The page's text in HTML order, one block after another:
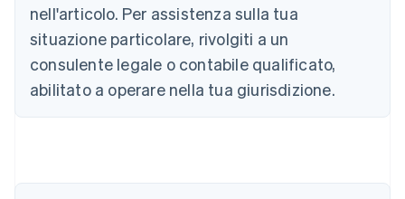
nell'articolo. Per assistenza sulla tua
situazione particolare, rivolgiti a un
consulente legale o contabile qualificato,
abilitato a operare nella tua giurisdizione.